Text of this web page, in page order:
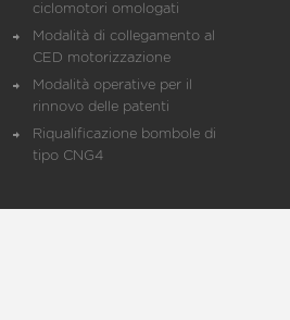
ciclomotori omologati
Modalità di collegamento al
CED motorizzazione
Modalità operative per il
rinnovo delle patenti
Riqualificazione bombole di
tipo CNG4